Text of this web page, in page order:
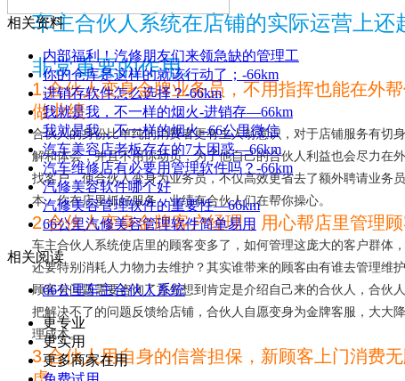
车主合伙人系统在店铺的实际运营上还
非常重要的作用。
1.合伙人变身金牌业务员，不用指挥也能在外
做业绩
合伙人的身份比单纯的消费者更有主人翁意识，对于店铺服务有切
解和体会，并且不用你动员，为了他自己的合伙人利益也会尽力在
找客户，使合伙人变身为业务员，不仅高效更省去了额外聘请业务
本。你在店里抓好服务，业绩有合伙人们在帮你操心。
2.合伙人变身金牌客户经理，用心帮店里管理
车主合伙人系统使店里的顾客变多了，如何管理这庞大的客户群体
还要特别消耗人力物力去维护？其实谁带来的顾客由有谁去管理维
顾客有问题需要咨询了首先想到肯定是介绍自己来的合伙人，合伙
把解决不了的问题反馈给店铺，合伙人自愿变身为金牌客服，大大
理成本。
3.合伙人用自身的信誉担保，新顾客上门消费
相关资料
内部福利！汽修朋友们来领急缺的管理工
你的仓库是这样的就该行动了；-66km
进销存软件怎么选择？-66km
我就是我，不一样的烟火-进销存—66km
我就是我，不一样的烟火--66公里微信
汽车美容店老板存在的7大困惑—66km
汽车维修店有必要用管理软件吗？-66km
汽修美容软件哪个好
汽修美容管理软件的重要性—66km
66公里汽修美容管理软件简单易用
相关阅读
66公里车主合伙人系统
更专业
更实用
更多商家在用